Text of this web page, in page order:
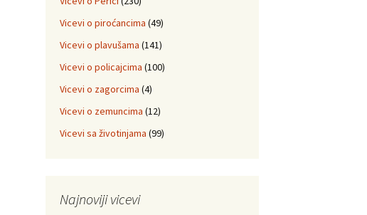
Vicevi o piroćancima (49)
Vicevi o plavušama (141)
Vicevi o policajcima (100)
Vicevi o zagorcima (4)
Vicevi o zemuncima (12)
Vicevi sa životinjama (99)
Najnoviji vicevi